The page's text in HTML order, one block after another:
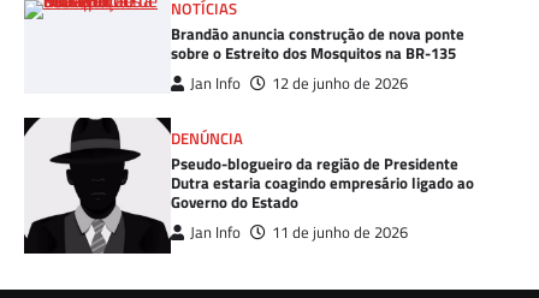
NOTÍCIAS
Brandão anuncia construção de nova ponte
sobre o Estreito dos Mosquitos na BR-135
Jan Info 12 de junho de 2026
DENÚNCIA
Pseudo-blogueiro da região de Presidente
Dutra estaria coagindo empresário ligado ao
Governo do Estado
Jan Info 11 de junho de 2026